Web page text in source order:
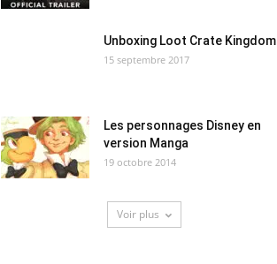
Unboxing Loot Crate Kingdom
15 septembre 2017
Les personnages Disney en
version Manga
19 octobre 2014
Voir plus